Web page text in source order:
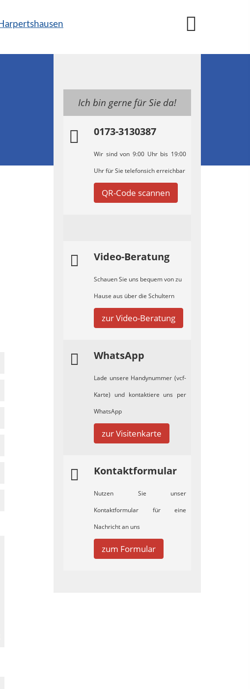
Ich bin gerne für Sie da!
0173-3130387
Wir sind von 9:00 Uhr bis 19:00
Uhr für Sie telefonsich erreichbar
QR-Code scannen
Video-Beratung
Schauen Sie uns bequem von zu
Hause aus über die Schultern
zur Video-Beratung
WhatsApp
Lade unsere Handynummer (vcf-
Karte) und kontaktiere uns per
WhatsApp
zur Visitenkarte
Kontaktformular
Nutzen Sie unser
Kontaktformular für eine
Nachricht an uns
zum Formular